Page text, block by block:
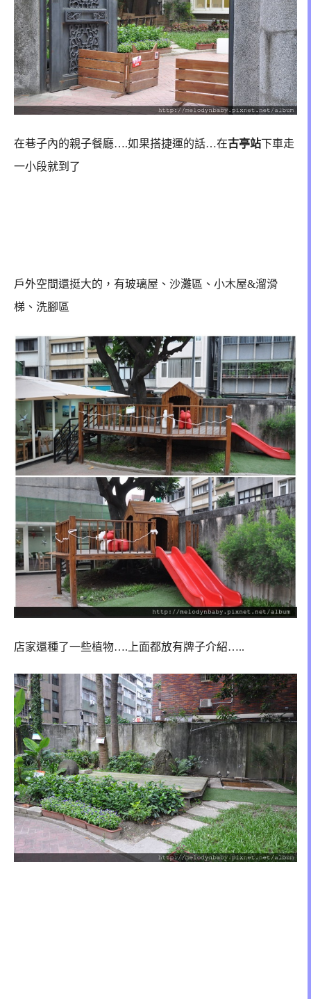
在巷子內的親子餐廳….如果搭捷運的話…在古亭站下車走
一小段就到了
戶外空間還挺大的，有玻璃屋、沙灘區、小木屋&溜滑
梯、洗腳區
店家還種了一些植物….上面都放有牌子介紹…..